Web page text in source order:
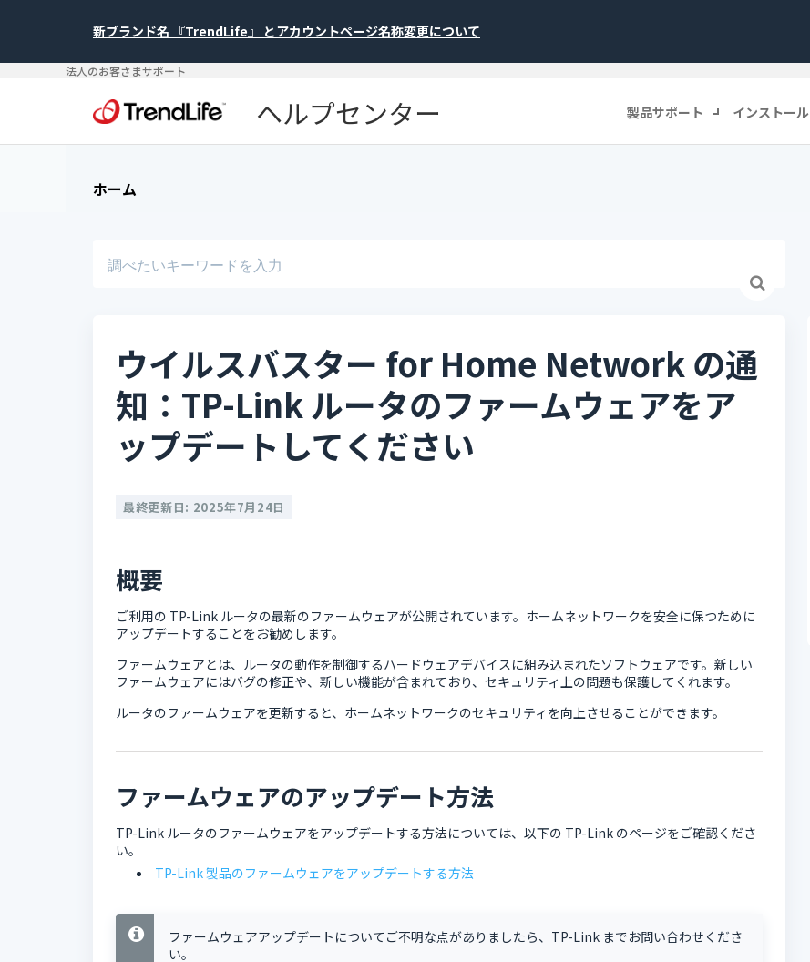
新ブランド名 『TrendLife』 とアカウントページ名称変更について
法人のお客さまサポート
ヘルプセンター 製品サポート インストール
ホーム
ウイルスバスター for Home Network の通
知：TP-Link ルータのファームウェアをア
ップデートしてください
最終更新日: 2025年7月24日
概要
ご利用の TP-Link ルータの最新のファームウェアが公開されています。ホームネットワークを安全に保つために
アップデートすることをお勧めします。
ファームウェアとは、ルータの動作を制御するハードウェアデバイスに組み込まれたソフトウェアです。新しい
ファームウェアにはバグの修正や、新しい機能が含まれており、セキュリティ上の問題も保護してくれます。
ルータのファームウェアを更新すると、ホームネットワークのセキュリティを向上させることができます。
ファームウェアのアップデート方法
TP-Link ルータのファームウェアをアップデートする方法については、以下の TP-Link のページをご確認くださ
い。
TP-Link 製品のファームウェアをアップデートする方法
ファームウェアアップデートについてご不明な点がありましたら、TP-Link までお問い合わせくださ
い。